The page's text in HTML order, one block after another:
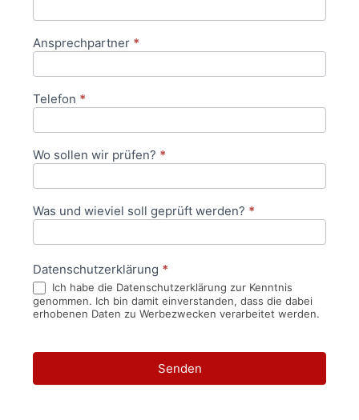
Ansprechpartner *
Telefon *
Wo sollen wir prüfen? *
Was und wieviel soll geprüft werden? *
Datenschutzerklärung *
Ich habe die Datenschutzerklärung zur Kenntnis
genommen. Ich bin damit einverstanden, dass die dabei
erhobenen Daten zu Werbezwecken verarbeitet werden.
Senden